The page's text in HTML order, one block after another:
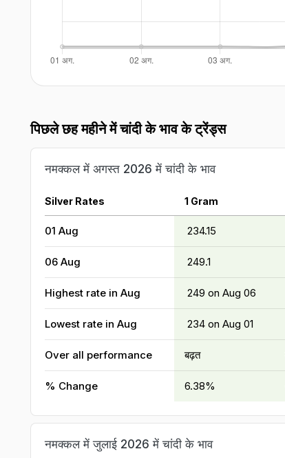
पिछले छह महीने में चांदी के भाव के ट्रेंड्स
नमक्कल में अगस्त 2026 में चांदी के भाव
Silver Rates 1 Gram
01 Aug ₹ 234.15
06 Aug ₹ 249.1
Highest rate in Aug ₹ 249 on Aug 06
Lowest rate in Aug ₹ 234 on Aug 01
Over all performance बढ़त
% Change 6.38%
नमक्कल में जुलाई 2026 में चांदी के भाव